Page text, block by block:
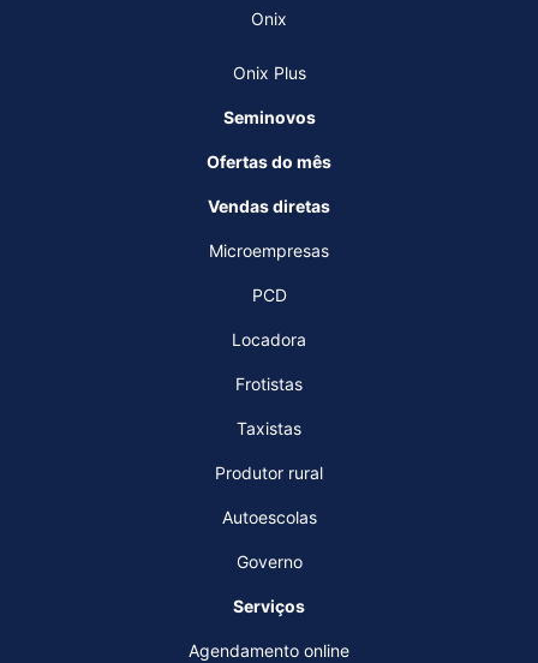
Onix
Onix Plus
Seminovos
Ofertas do mês
Vendas diretas
Microempresas
PCD
Locadora
Frotistas
Taxistas
Produtor rural
Autoescolas
Governo
Serviços
Agendamento online